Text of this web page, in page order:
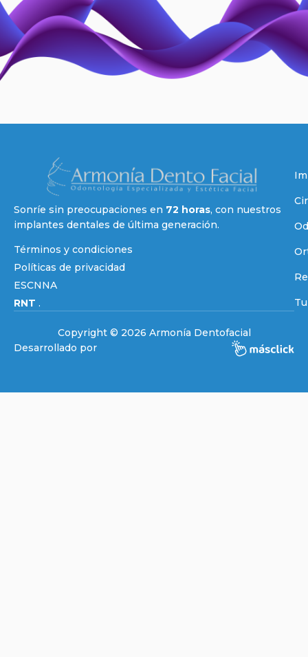
Sonríe sin preocupaciones en 72 horas, con nuestros
implantes dentales de última generación.
Términos y condiciones
Políticas de privacidad
ESCNNA
RNT .
Copyright © 2026 Armonía Dentofacial
Desarrollado por